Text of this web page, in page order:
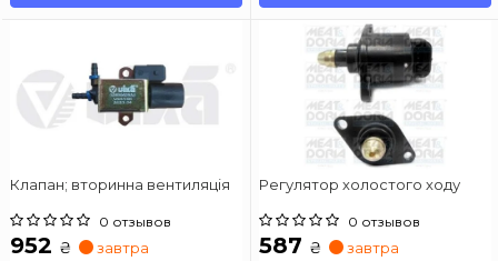
Клапан; вторинна вентиляція
0 отзывов
952 ₴ завтра
Регулятор холостого ходу
0 отзывов
587 ₴ завтра